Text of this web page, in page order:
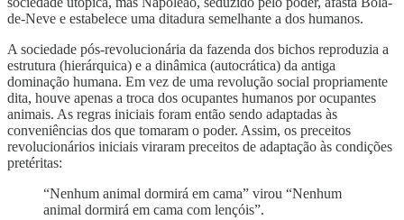
de-Neve e estabelece uma ditadura semelhante a dos humanos.
A sociedade pós-revolucionária da fazenda dos bichos reproduzia a
estrutura (hierárquica) e a dinâmica (autocrática) da antiga
dominação humana. Em vez de uma revolução social propriamente
dita, houve apenas a troca dos ocupantes humanos por ocupantes
animais. As regras iniciais foram então sendo adaptadas às
conveniências dos que tomaram o poder. Assim, os preceitos
revolucionários iniciais viraram preceitos de adaptação às condições
pretéritas:
“Nenhum animal dormirá em cama” virou “Nenhum
animal dormirá em cama com lençóis”.